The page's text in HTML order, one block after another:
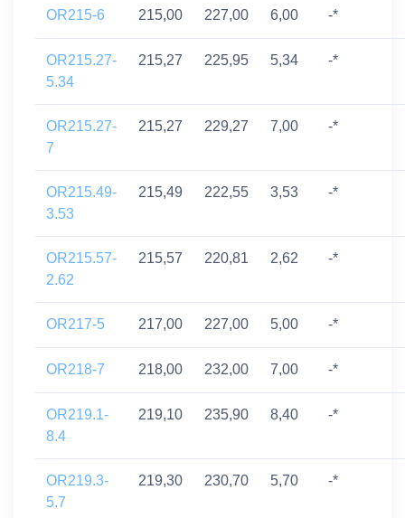
OR215-6 215,00 227,00 6,00 -*
OR215.27-
5.34
215,27 225,95 5,34 -*
OR215.27-
7
215,27 229,27 7,00 -*
OR215.49-
3.53
215,49 222,55 3,53 -*
OR215.57-
2.62
215,57 220,81 2,62 -*
OR217-5 217,00 227,00 5,00 -*
OR218-7 218,00 232,00 7,00 -*
OR219.1-
8.4
219,10 235,90 8,40 -*
OR219.3-
5.7
219,30 230,70 5,70 -*